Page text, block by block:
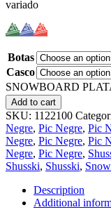
variado
Botas
Casco
SNOWBOARD
Add to cart
SKU: 1122100
Negre, Pic Negre, Pic
Negre, Pic Negre, Pic
Negre, Pic Negre,
Shusski, Shusski,
Description
Additional